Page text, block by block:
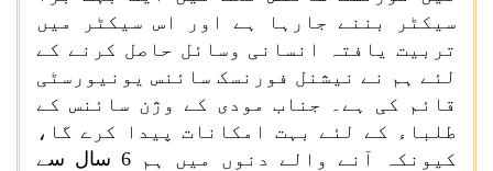
سیکٹر بننے جارہا ہے اور اس سیکٹر میں
تربیت یافتہ انسانی وسائل حاصل کرنے کے
لئے ہم نے نیشنل فورنسک سائنس یونیورسٹی
قائم کی ہے۔ جناب مودی کے وژن سائنس کے
طلباء کے لئے بہت امکانات پیدا کرے گا،
کیونکہ آنے والے دنوں میں ہم 6 سال سے